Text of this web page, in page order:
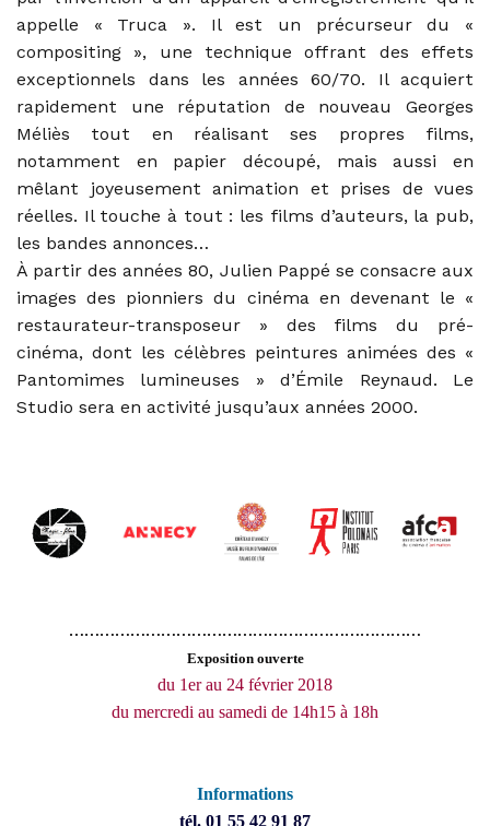
appelle « Truca ». Il est un précurseur du «
compositing », une technique offrant des effets
exceptionnels dans les années 60/70. Il acquiert
rapidement une réputation de nouveau Georges
Méliès tout en réalisant ses propres films,
notamment en papier découpé, mais aussi en
mêlant joyeusement animation et prises de vues
réelles. Il touche à tout : les films d’auteurs, la pub,
les bandes annonces…
À partir des années 80, Julien Pappé se consacre aux
images des pionniers du cinéma en devenant le «
restaurateur-transposeur » des films du pré-
cinéma, dont les célèbres peintures animées des «
Pantomimes lumineuses » d’Émile Reynaud. Le
Studio sera en activité jusqu’aux années 2000.
……………………………………………………………
Exposition ouverte
du 1er au 24 février 2018
du mercredi au samedi de 14h15 à 18h
Informations
tél. 01 55 42 91 87